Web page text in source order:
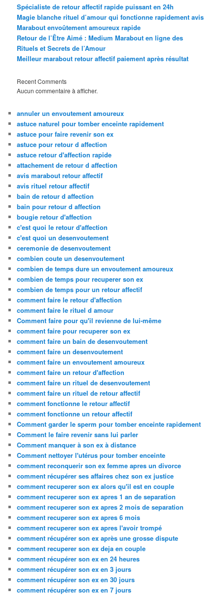
Spécialiste de retour affectif rapide puissant en 24h
Magie blanche rituel d’amour qui fonctionne rapidement avis
Marabout envoûtement amoureux rapide
Retour de l’Être Aimé : Medium Marabout en ligne des
Rituels et Secrets de l’Amour
Meilleur marabout retour affectif paiement après résultat
Recent Comments
Aucun commentaire à afficher.
annuler un envoutement amoureux
astuce naturel pour tomber enceinte rapidement
astuce pour faire revenir son ex
astuce pour retour d affection
astuce retour d'affection rapide
attachement de retour d affection
avis marabout retour affectif
avis rituel retour affectif
bain de retour d affection
bain pour retour d affection
bougie retour d'affection
c'est quoi le retour d'affection
c'est quoi un desenvoutement
ceremonie de desenvoutement
combien coute un desenvoutement
combien de temps dure un envoutement amoureux
combien de temps pour recuperer son ex
combien de temps pour un retour affectif
comment faire le retour d'affection
comment faire le rituel d amour
Comment faire pour qu'il revienne de lui-même
comment faire pour recuperer son ex
comment faire un bain de desenvoutement
comment faire un desenvoutement
comment faire un envoutement amoureux
comment faire un retour d'affection
comment faire un rituel de desenvoutement
comment faire un rituel de retour affectif
comment fonctionne le retour affectif
comment fonctionne un retour affectif
Comment garder le sperm pour tomber enceinte rapidement
Comment le faire revenir sans lui parler
Comment manquer à son ex à distance
Comment nettoyer l'utérus pour tomber enceinte
comment reconquerir son ex femme apres un divorce
comment récupérer ses affaires chez son ex justice
comment recuperer son ex alors qu'il est en couple
comment recuperer son ex apres 1 an de separation
comment recuperer son ex apres 2 mois de separation
comment recuperer son ex apres 6 mois
comment recuperer son ex apres l'avoir trompé
comment récupérer son ex après une grosse dispute
comment recuperer son ex deja en couple
comment récupérer son ex en 24 heures
comment récupérer son ex en 3 jours
comment récupérer son ex en 30 jours
comment récupérer son ex en 7 jours